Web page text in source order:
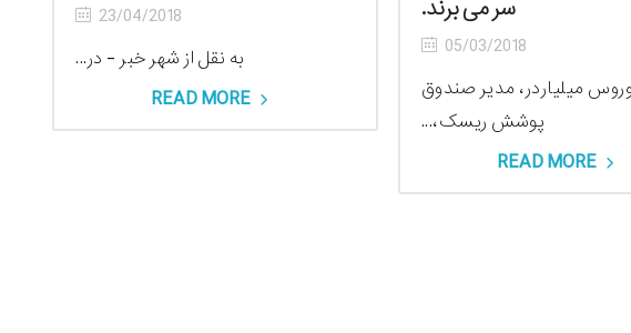
23/04/2018
به نقل از شهر خبر - در...
READ MORE
سر می برند.
05/03/2018
میلیاردر، مدیر صندوق
پوشش ریسک،...
READ MORE